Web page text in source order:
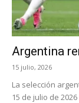
Argentina
15 julio, 2026
La selección
15 de julio de